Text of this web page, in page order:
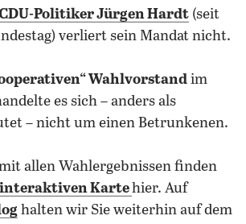
Politiker Jürgen Hardt (seit
verliert sein Mandat nicht.
Wahlvorstandim
es sich – anders als
– nicht um einen Betrunkenen.
allen Wahlergebnissen finden
interaktiven Kartehier. Auf
halten wir Sie weiterhin auf dem